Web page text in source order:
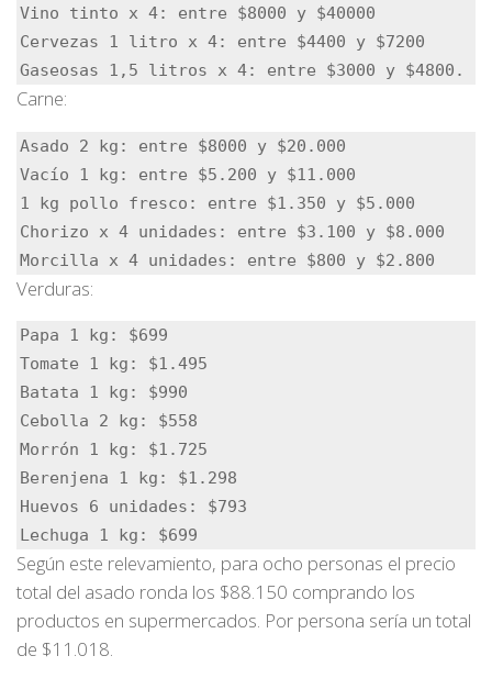
Vino tinto x 4: entre $8000 y $40000
Cervezas 1 litro x 4: entre $4400 y $7200
Gaseosas 1,5 litros x 4: entre $3000 y $4800.
Carne:
Asado 2 kg: entre $8000 y $20.000
Vacío 1 kg: entre $5.200 y $11.000
1 kg pollo fresco: entre $1.350 y $5.000
Chorizo x 4 unidades: entre $3.100 y $8.000
Morcilla x 4 unidades: entre $800 y $2.800
Verduras:
Papa 1 kg: $699
Tomate 1 kg: $1.495
Batata 1 kg: $990
Cebolla 2 kg: $558
Morrón 1 kg: $1.725
Berenjena 1 kg: $1.298
Huevos 6 unidades: $793
Lechuga 1 kg: $699
Según este relevamiento, para ocho personas el precio
total del asado ronda los $88.150 comprando los
productos en supermercados. Por persona sería un total
de $11.018.